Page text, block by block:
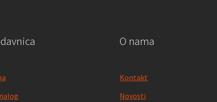
O nama
Kontakt
Novosti